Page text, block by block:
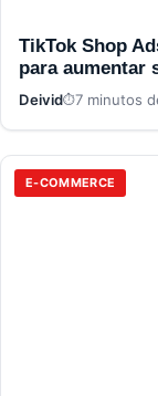
TikTok Shop
para aumentar
Deivid 7 minutos
E-COMMERCE